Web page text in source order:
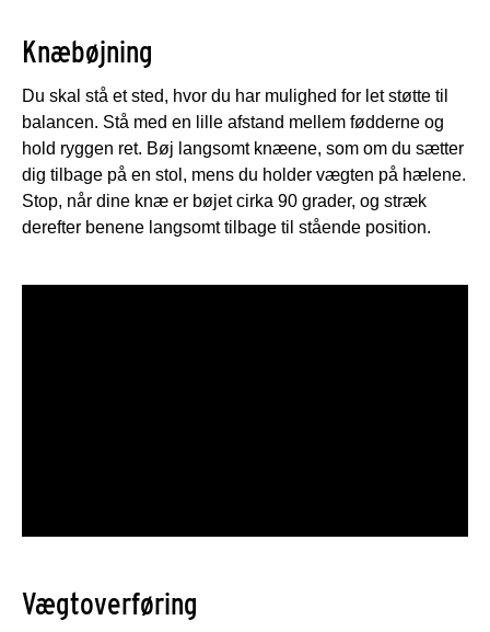
Knæbøjning
Du skal stå et sted, hvor du har mulighed for let støtte til
balancen. Stå med en lille afstand mellem fødderne og
hold ryggen ret. Bøj langsomt knæene, som om du sætter
dig tilbage på en stol, mens du holder vægten på hælene.
Stop, når dine knæ er bøjet cirka 90 grader, og stræk
derefter benene langsomt tilbage til stående position.
Vægtoverføring